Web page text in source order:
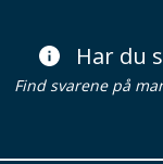
Har du
Find svarene på